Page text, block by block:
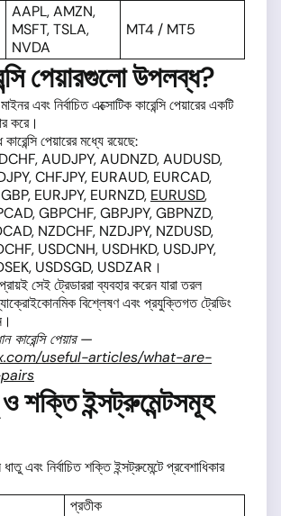
AAPL, AMZN,
MSFT, TSLA,
NVDA
MT4 / MT5
পেয়ারগুলো উপলব্ধ?
এবং নির্বাচিত এক্সোটিক কারেন্সি পেয়ারের একটি
করে।
পেয়ারের মধ্যে রয়েছে:
AUDJPY, AUDNZD, AUDUSD,
CHFJPY, EURAUD, EURCAD,
EURJPY, EURNZD, EURUSD,
GBPCHF, GBPJPY, GBPNZD,
NZDCHF, NZDJPY, NZDUSD,
USDCNH, USDHKD, USDJPY,
USDSGD, USDZAR।
সেই ট্রেডাররা ব্যবহার করেন যারা তরল
বিশ্লেষণ এবং প্রযুক্তিগত ট্রেডিং
কারেন্সি পেয়ার —
useful-articles/what-are-
শক্তি ইন্সট্রুমেন্টসমূহ
এবং নির্বাচিত শক্তি ইন্সট্রুমেন্টে প্রবেশাধিকার
প্রতীক